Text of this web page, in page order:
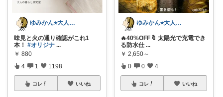
ゆみかん⭐︎大人の暮らし研究室
味見と火の通り確認がこれ1
本！ #オリジナ ...
￥ 880
4 1 1198
コレ いいね
ゆみかん⭐︎大人の暮らし研究室
🔥40%OFF🔖 太陽光で充電でき
る防水仕 ...
￥ 2,650～
0 0 4
コレ いいね